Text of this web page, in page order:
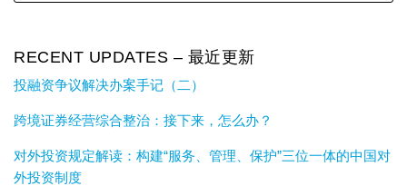
RECENT UPDATES – 最近更新
投融资争议解决办案手记（二）
跨境证券经营综合整治：接下来，怎么办？
对外投资规定解读：构建“服务、管理、保护”三位一体的中国对
外投资制度